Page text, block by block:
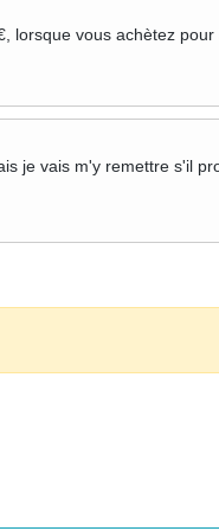
lorsque vous achètez
je vais m'y remettre s'il